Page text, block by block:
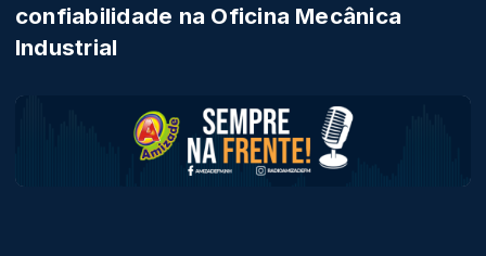
confiabilidade na Oficina Mecânica
Industrial